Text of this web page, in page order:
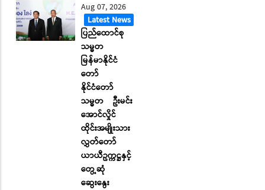
Aug 07, 2026
Latest News
ပြည်ထောင်စု
သမ္မတ
မြန်မာနိုင်ငံ
တော်
နိုင်ငံတော်
သမ္မတ ဦးမင်း
အောင်လှိုင်
ထိုင်းအမျိုးသား
လွှတ်တော်
ယာယီဥက္ကဋ္ဌနှင့်
တွေ့ဆုံ
ဆွေးနွေး